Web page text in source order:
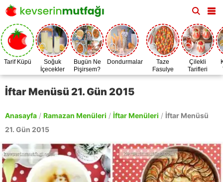
Tarif Küpü
Soğuk
İçecekler
Bugün Ne
Pişirsem?
Dondurmalar
Taze
Fasulye
Zamanı
Çilekli
Tarifleri
İftar Menüsü 21. Gün 2015
Anasayfa / Ramazan Menüleri / İftar Menüleri / İftar Menüsü
21. Gün 2015